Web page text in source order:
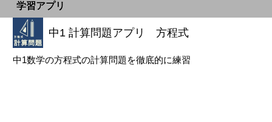
学習アプリ
中1 計算問題アプリ 方程式
中1数学の方程式の計算問題を徹底的に練習